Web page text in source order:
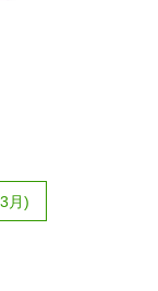
月)